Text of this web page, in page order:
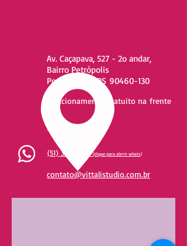
Av. Caçapava, 527 - 2o andar,
Bairro Petrópolis
Porto Alegre, RS 90460-130
Estacionamento gratuito na frente
(51) 3239-6491
(51) 32396491(clique para abrrir whats)
contato@vittalistudio.com.br